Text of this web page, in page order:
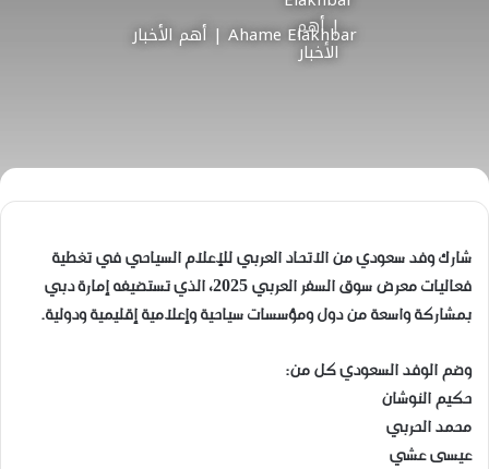
Ahame Elakhbar | أهم الأخبار
شارك وفد سعودي من الاتحاد العربي للإعلام السياحي في تغطية
فعاليات معرض سوق السفر العربي 2025، الذي تستضيفه إمارة دبي
بمشاركة واسعة من دول ومؤسسات سياحية وإعلامية إقليمية ودولية.
وضم الوفد السعودي كل من:
حكيم النوشان
محمد الحربي
عيسى عشي